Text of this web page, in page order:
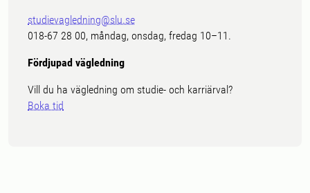
studievagledning@slu.se
018-67 28 00, måndag, onsdag, fredag 10–11.
Fördjupad vägledning
Vill du ha vägledning om studie- och karriärval?
Boka tid